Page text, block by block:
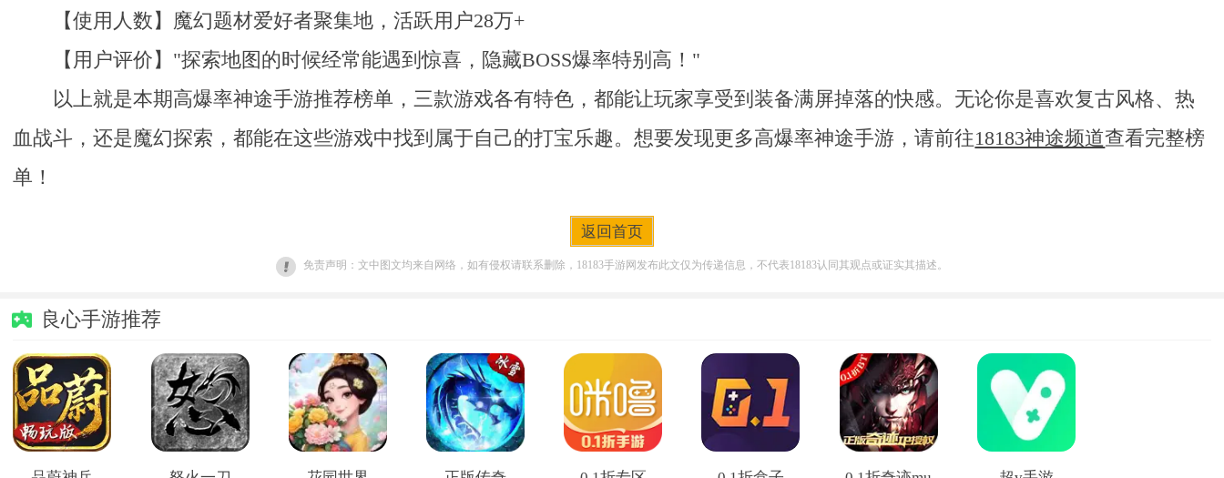
【使用人数】魔幻题材爱好者聚集地，活跃用户28万+
【用户评价】"探索地图的时候经常能遇到惊喜，隐藏BOSS爆率特别高！"
以上就是本期高爆率神途手游推荐榜单，三款游戏各有特色，都能让玩家享受到装备满屏掉落的快感。无论你是喜欢复古风格、热
血战斗，还是魔幻探索，都能在这些游戏中找到属于自己的打宝乐趣。想要发现更多高爆率神途手游，请前往18183神途频道查看完整榜
单！
返回首页
免责声明：文中图文均来自网络，如有侵权请联系删除，18183手游网发布此文仅为传递信息，不代表18183认同其观点或证实其描述。
良心手游推荐